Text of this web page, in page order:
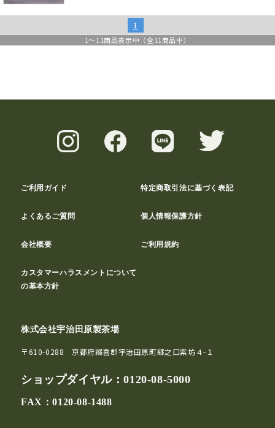
1
1～ 11商品表示中（全 11商品中）
ご利用ガイド 特定商取引法に基づく表記
よくあるご質問 個人情報保護方針
会社概要 ご利用規約
カスタマーハラスメントについて
の基本方針
株式会社宇治田原製茶場
〒610-0288 京都府綴喜郡宇治田原町郷之口紫坊４-１
ショップダイヤル：0120-08-5000
FAX：0120-08-1488